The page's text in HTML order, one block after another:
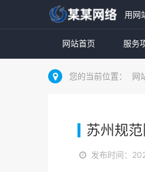
用网
网站首页 服务
您的当前位置： 网
苏州规
发布时间：